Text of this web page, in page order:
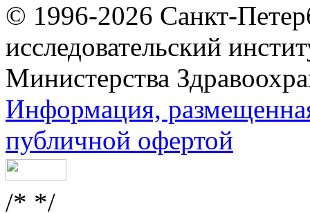
© 1996-2026 Санкт-
исследовательский
Министерства
Информация,
публичной офертой
/* */